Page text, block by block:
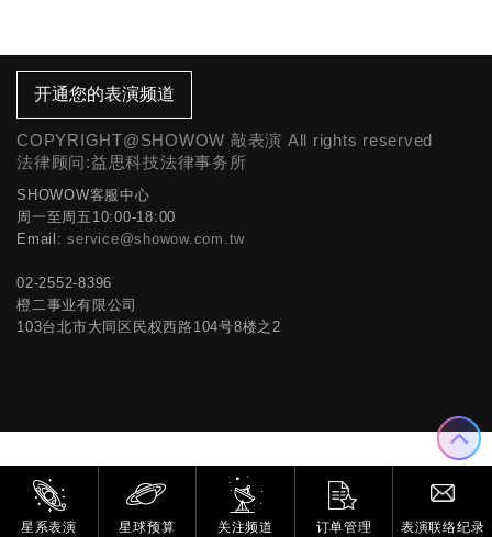
星系表演 星球预算 关注频道 订单管理 表演联络纪录
开通您的表演频道
COPYRIGHT@SHOWOW 敲表演 All rights reserved
法律顾问:益思科技法律事务所
SHOWOW客服中心
周一至周五10:00-18:00
Email:service@showow.com.tw
02-2552-8396
橙二事业有限公司
103台北市大同区民权西路104号8楼之2